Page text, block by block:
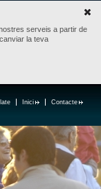
serveis a partir de
la teva
Contacte
Inici